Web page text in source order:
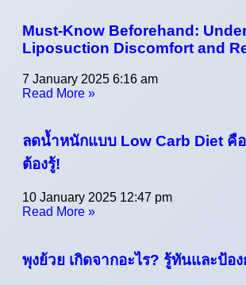
Must-Know Beforehand:
Liposuction Discomfort and
7 January 2025 6:16 am
Read More »
ลดน้ำหนักแบบ Low Carb Diet คื
ต้องรู้!
10 January 2025 12:47 pm
Read More »
พุงย้วย เกิดจากอะไร? รู้ทันและป้อ